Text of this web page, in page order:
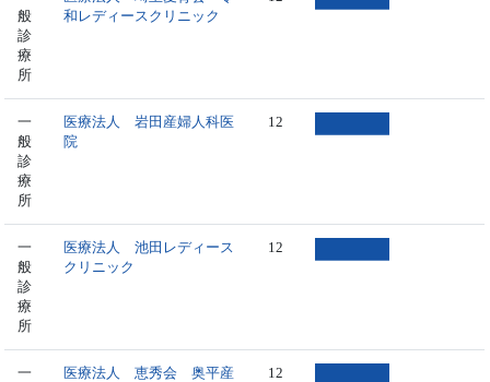
般
診
療
所
和レディースクリニック
一
般
診
療
所
医療法人 岩田産婦人科医
院
12
一
般
診
療
所
医療法人 池田レディース
クリニック
12
一
医療法人 恵秀会 奥平産
12